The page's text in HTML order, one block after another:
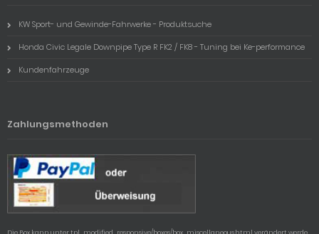
KW Sport- und Gewinde-Fahrwerke - Produktsuche
Honda Civic Legale Downpipe Type R FK2 / FK8 - Tuning bei Ke-performance
Kundenfahrzeuge
Zahlungsmethoden
Die Box kann unter tpl_modified_responsive/boxes/box_miscellaneous.html verändert werde